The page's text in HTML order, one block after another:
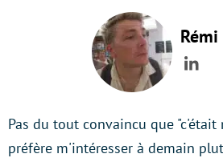
Pas du tout convaincu que "c'était
préfère m'intéresser à demain